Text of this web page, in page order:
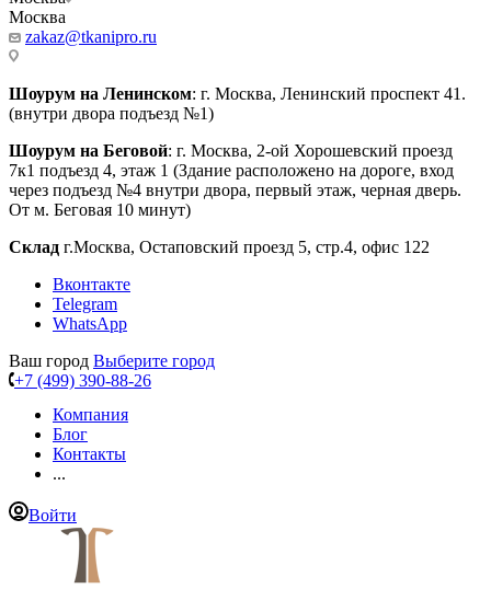
Москва
zakaz@tkanipro.ru
Шоурум на Ленинском: г. Москва, Ленинский проспект 41.
(внутри двора подъезд №1)
Шоурум на Беговой: г. Москва, 2-ой Хорошевский проезд
7к1 подъезд 4, этаж 1 (Здание расположено на дороге, вход
через подъезд №4 внутри двора, первый этаж, черная дверь.
От м. Беговая 10 минут)
Склад г.Москва, Остаповский проезд 5, стр.4, офис 122
Вконтакте
Telegram
WhatsApp
Ваш город Выберите город
+7 (499) 390-88-26
Компания
Блог
Контакты
...
Войти